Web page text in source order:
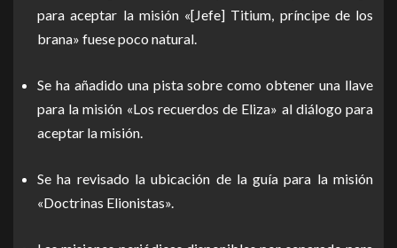
para aceptar la misión «[Jefe] Titium, príncipe de los
brana» fuese poco natural.
Se ha añadido una pista sobre como obtener una llave
para la misión «Los recuerdos de Eliza» al diálogo para
aceptar la misión.
Se ha revisado la ubicación de la guía para la misión
«Doctrinas Elionistas».